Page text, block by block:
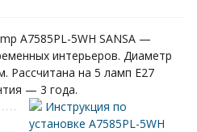
A7585PL-5WH SANSA —
интерьеров. Диаметр
на 5 ламп E27
— 3 года.
Инструкция по
установке A7585PL-5WH